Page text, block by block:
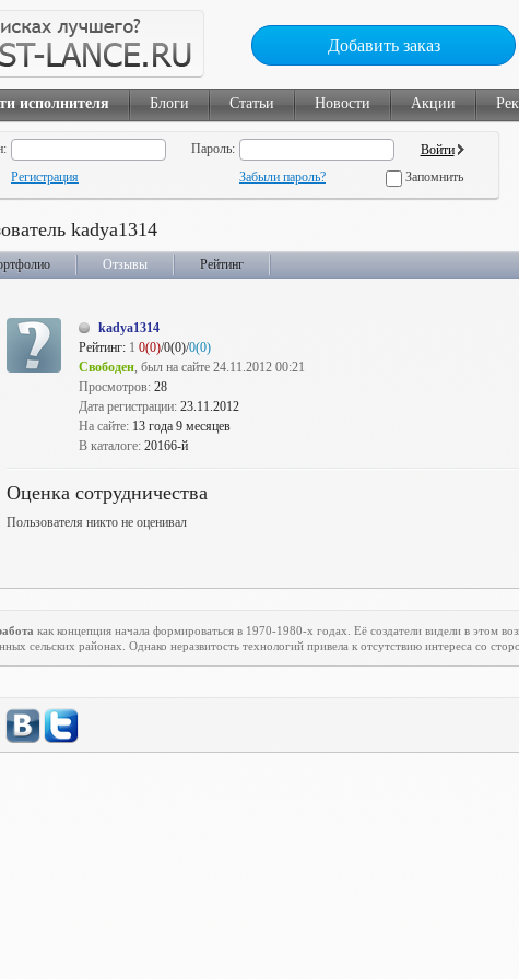
Добавить заказ
исполнителя Блоги Статьи Новости Акции
Пароль:
Регистрация
Забыли пароль? Запомнить
kadya1314
Отзывы Рейтинг
kadya1314
Рейтинг: 1 0(0)/0(0)/0(0)
Свободен, был на сайте 24.11.2012 00:21
Просмотров: 28
Дата регистрации: 23.11.2012
На сайте: 13 года 9 месяцев
В каталоге: 20166-й
Оценка сотрудничества
Пользователя никто не оценивал
как концепция начала формироваться в 1970-1980-х годах. Её создатели видели в
сельских районах. Однако неразвитость технологий привела к отсутствию интереса со